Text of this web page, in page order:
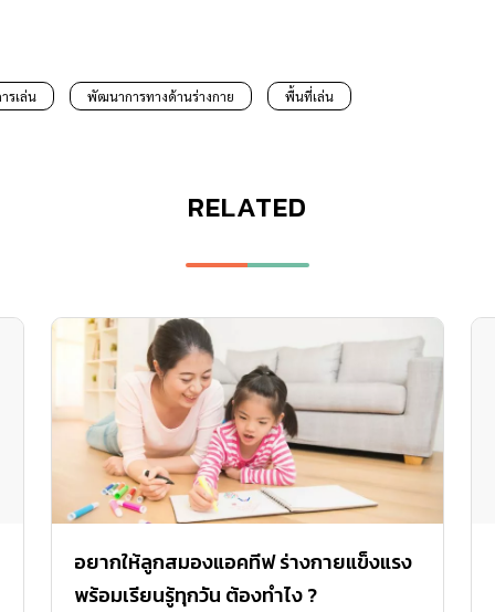
รเล่น พัฒนาการทางด้านร่างกาย พื้นที่เล่น
RELATED
อยากให้ลูกสมองแอคทีฟ ร่างกายแข็งแรง
พร้อมเรียนรู้ทุกวัน ต้องทำไง ?